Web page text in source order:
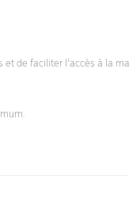
de faciliter l’accès à la